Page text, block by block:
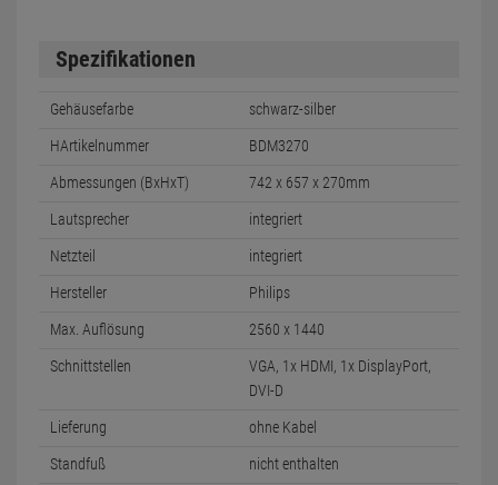
Spezifikationen
Gehäusefarbe schwarz-silber
HArtikelnummer BDM3270
Abmessungen (BxHxT) 742 x 657 x 270mm
Lautsprecher integriert
Netzteil integriert
Hersteller Philips
Max. Auflösung 2560 x 1440
Schnittstellen
VGA, 1x HDMI, 1x DisplayPort,
DVI-D
Lieferung ohne Kabel
Standfuß nicht enthalten